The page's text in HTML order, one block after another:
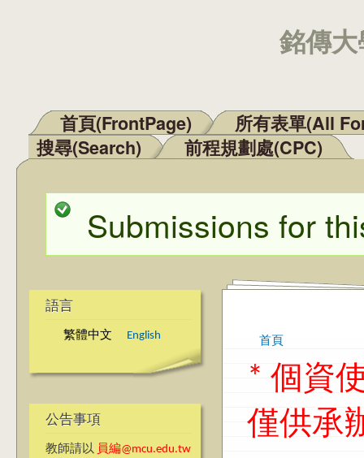
銘傳
主選單
首頁(FrontPage)
所有表單(All
搜尋(Search)
前程規劃處(CPC)
狀態訊息
Submissions for
語言
繁體中文 English
公告事項
教師請以 員編@mcu.edu.tw
您在這裡
首頁
* 個資
僅供承